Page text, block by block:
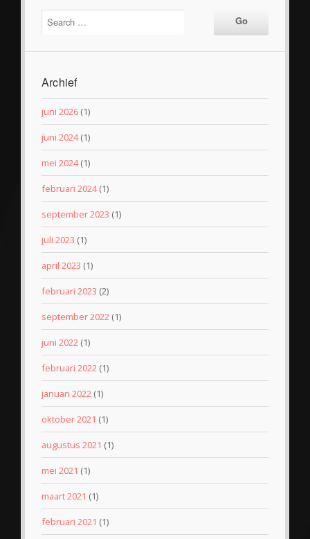
Archief
juni 2026 (1)
juni 2024(1)
mei 2024(1)
februari 2024(1)
september 2023 (1)
juli 2023 (1)
april 2023 (1)
februari 2023 (2)
september 2022 (1)
juni 2022 (1)
februari 2022 (1)
januari 2022 (1)
oktober 2021 (1)
augustus 2021 (1)
mei 2021 (1)
maart 2021 (1)
februari 2021 (1)